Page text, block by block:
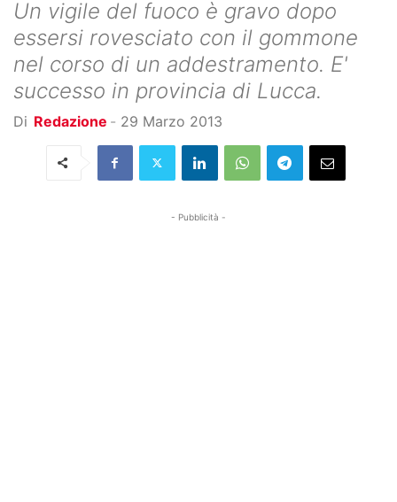
Un vigile del fuoco è gravo dopo
essersi rovesciato con il gommone
nel corso di un addestramento. E'
successo in provincia di Lucca.
Di Redazione - 29 Marzo 2013
- Pubblicità -